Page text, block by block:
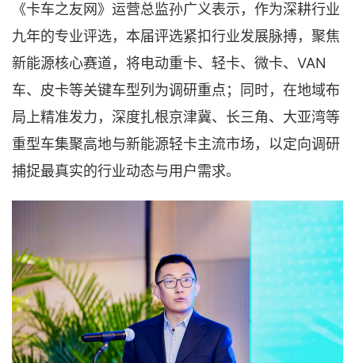
《卡车之友网》运营总监孙广义表示，作为深耕行业
九年的专业评选，本届评选紧扣行业发展脉搏，聚焦
新能源核心赛道，将电动重卡、轻卡、微卡、VAN
车、皮卡等关键车型列为调研重点；同时，在地域布
局上精准发力，深度扎根京津冀、长三角、大亚湾等
重型车集聚高地与新能源轻卡主流市场，以定向调研
捕捉最真实的行业动态与用户需求。